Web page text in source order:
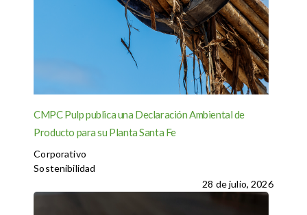
CMPC Pulp publica una Declaración Ambiental de
Producto para su Planta Santa Fe
Corporativo
Sostenibilidad
28 de julio, 2026